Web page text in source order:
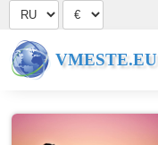
VMESTE.EU